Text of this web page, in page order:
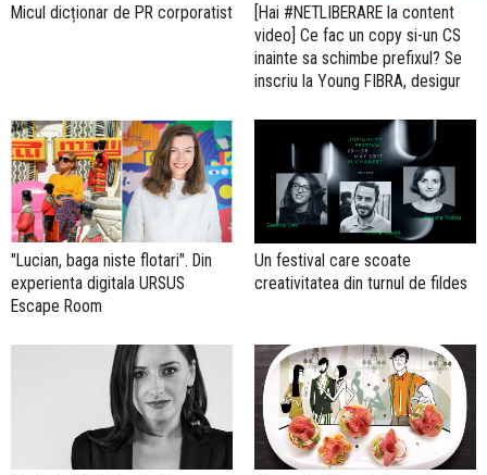
Micul dicționar de PR corporatist
[Hai #NETLIBERARE la content
video] Ce fac un copy si-un CS
inainte sa schimbe prefixul? Se
inscriu la Young FIBRA, desigur
"Lucian, baga niste flotari". Din
experienta digitala URSUS
Escape Room
Un festival care scoate
creativitatea din turnul de fildes